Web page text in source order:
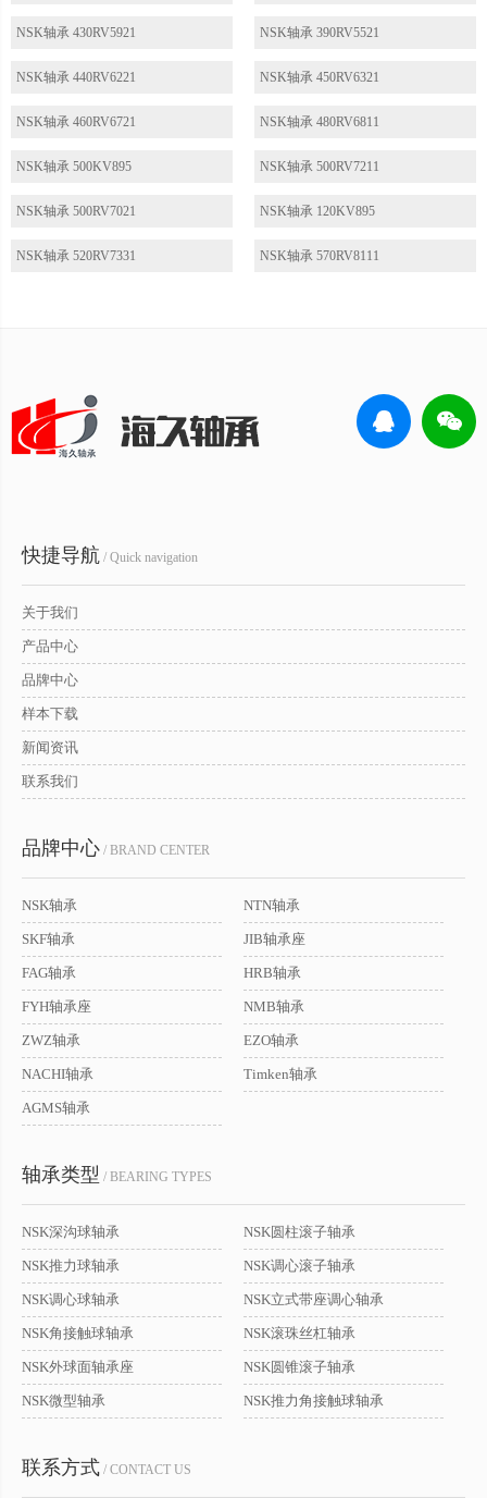
NSK轴承 430RV5921 NSK轴承 390RV5521
NSK轴承 440RV6221 NSK轴承 450RV6321
NSK轴承 460RV6721 NSK轴承 480RV6811
NSK轴承 500KV895 NSK轴承 500RV7211
NSK轴承 500RV7021 NSK轴承 120KV895
NSK轴承 520RV7331 NSK轴承 570RV8111
快捷导航 / Quick navigation
关于我们
产品中心
品牌中心
样本下载
新闻资讯
联系我们
品牌中心 / BRAND CENTER
NSK轴承 NTN轴承
SKF轴承 JIB轴承座
FAG轴承 HRB轴承
FYH轴承座 NMB轴承
ZWZ轴承 EZO轴承
NACHI轴承 Timken轴承
AGMS轴承
轴承类型 / BEARING TYPES
NSK深沟球轴承 NSK圆柱滚子轴承
NSK推力球轴承 NSK调心滚子轴承
NSK调心球轴承 NSK立式带座调心轴承
NSK角接触球轴承 NSK滚珠丝杠轴承
NSK外球面轴承座 NSK圆锥滚子轴承
NSK微型轴承 NSK推力角接触球轴承
联系方式 / CONTACT US